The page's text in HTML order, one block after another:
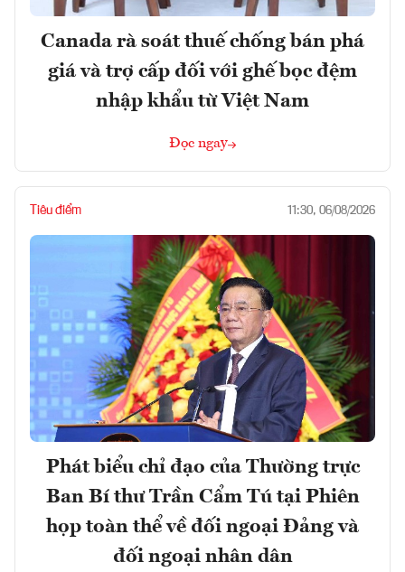
Canada rà soát thuế chống bán phá
giá và trợ cấp đối với ghế bọc đệm
nhập khẩu từ Việt Nam
Đọc ngay
Tiêu điểm 11:30, 06/08/2026
Phát biểu chỉ đạo của Thường trực
Ban Bí thư Trần Cẩm Tú tại Phiên
họp toàn thể về đối ngoại Đảng và
đối ngoại nhân dân